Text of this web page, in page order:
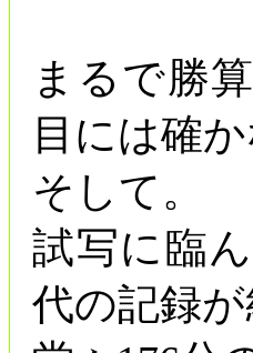
まるで勝
目には確
そして。
試写に臨
代の記録